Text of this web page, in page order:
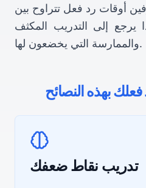
أوقات رد فعل تتراوح بين
هذا يرجع إلى التدريب المكثف
والممارسة التي يخضعون لها.
بهذه النصائح
تدريب نقاط ضعفك